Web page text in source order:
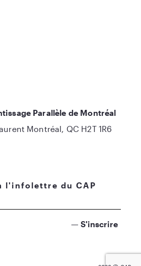
l'infolettre du CAP
Parallèle de Montréal
Montréal, QC H2T 1R6